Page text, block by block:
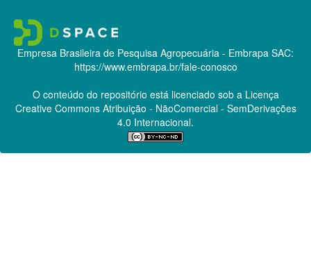
Empresa Brasileira de Pesquisa Agropecuária - Embrapa SAC:
https://www.embrapa.br/fale-conosco
O conteúdo do repositório está licenciado sob a Licença
Creative CommonsAtribuição - NãoComercial - SemDerivações
4.0 Internacional.